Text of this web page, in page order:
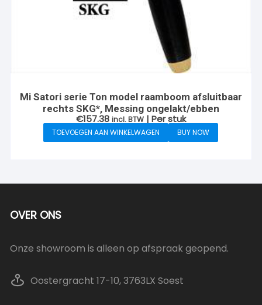
Mi Satori serie Ton model raamboom afsluitbaar
rechts SKG*, Messing ongelakt/ebben
€157.38 incl. BTW | Per stuk
TOEVOEGEN AAN WINKELWAGEN BUY NOW
OVER ONS
Onze showroom is alleen op afspraak geopend.
Oostergracht 17-10, 3763LX Soest